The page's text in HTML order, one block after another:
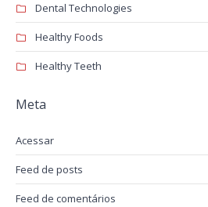
Dental Technologies
Healthy Foods
Healthy Teeth
Meta
Acessar
Feed de posts
Feed de comentários